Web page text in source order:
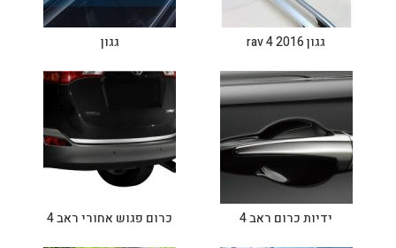
גגון rav 4 2016 גגון
ידיות כרום ראב 4 כרום פגוש אחורי ראב 4